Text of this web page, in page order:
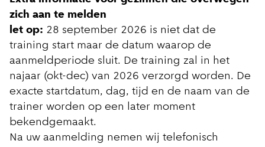
zich aan te melden
let op: 28 september 2026 is niet dat de
training start maar de datum waarop de
aanmeldperiode sluit. De training zal in het
najaar (okt-dec) van 2026 verzorgd worden. De
exacte startdatum, dag, tijd en de naam van de
trainer worden op een later moment
bekendgemaakt.
Na uw aanmelding nemen wij telefonisch